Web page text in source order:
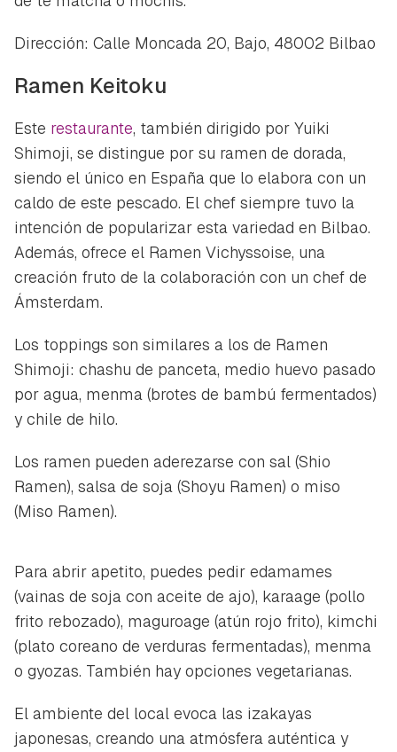
Dirección: Calle Moncada 20, Bajo, 48002 Bilbao
Ramen Keitoku
Este restaurante, también dirigido por Yuiki
Shimoji, se distingue por su ramen de dorada,
siendo el único en España que lo elabora con un
caldo de este pescado. El chef siempre tuvo la
intención de popularizar esta variedad en Bilbao.
Además, ofrece el Ramen Vichyssoise, una
creación fruto de la colaboración con un chef de
Ámsterdam.
Los toppings son similares a los de Ramen
Shimoji: chashu de panceta, medio huevo pasado
por agua, menma (brotes de bambú fermentados)
y chile de hilo.
Los ramen pueden aderezarse con sal (Shio
Ramen), salsa de soja (Shoyu Ramen) o miso
(Miso Ramen).
Para abrir apetito, puedes pedir edamames
(vainas de soja con aceite de ajo), karaage (pollo
frito rebozado), maguroage (atún rojo frito), kimchi
(plato coreano de verduras fermentadas), menma
o gyozas. También hay opciones vegetarianas.
El ambiente del local evoca las izakayas
japonesas, creando una atmósfera auténtica y